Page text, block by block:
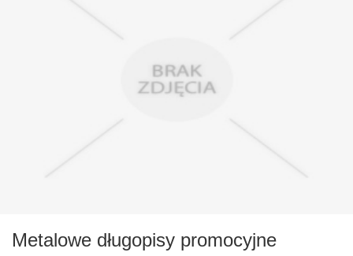
Metalowe długopisy promocyjne